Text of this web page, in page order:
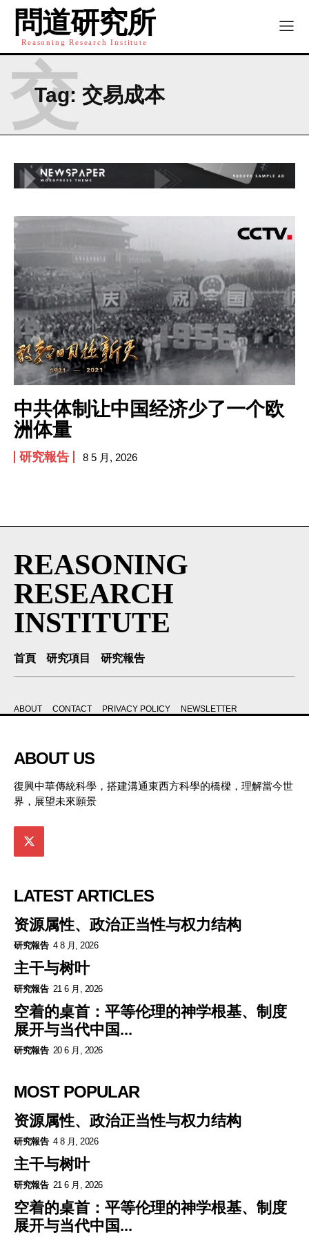
I WANT IN
I've read and accept thePrivacy Policy
問道研究所
Reasoning Research Institute
Tag: 交易成本
交
中共体制让中国经济少了一个欧
洲体量
研究報告 8 5 月, 2026
REASONING
RESEARCH
INSTITUTE
首頁 研究項目 研究報告
ABOUT CONTACT PRIVACY POLICY NEWSLETTER
ABOUT US
復興中華傳統科學，搭建溝通東西方科學的橋樑，理解當今世
界，展望未來願景
LATEST ARTICLES
资源属性、政治正当性与权力结构
研究報告 4 8 月, 2026
主干与树叶
研究報告 21 6 月, 2026
空着的桌首：平等伦理的神学根基、制度
展开与当代中国...
研究報告 20 6 月, 2026
MOST POPULAR
资源属性、政治正当性与权力结构
研究報告 4 8 月, 2026
主干与树叶
研究報告 21 6 月, 2026
空着的桌首：平等伦理的神学根基、制度
展开与当代中国...